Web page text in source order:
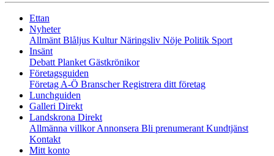
Ettan
Nyheter
Allmänt Blåljus KulturNäringsliv Nöje Politik Sport
Insänt
Debatt Planket Gästkrönikor
Företagsguiden
Företag A-Ö BranscherRegistrera ditt företag
Lunchguiden
Galleri Direkt
Landskrona Direkt
Allmänna villkorAnnonsera Bli prenumerant Kundtjänst
Kontakt
Mitt konto